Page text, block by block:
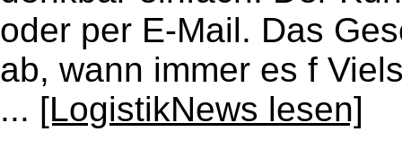
oder per E-Mail. Das
ab, wann immer es f
... [LogistikNews lesen]